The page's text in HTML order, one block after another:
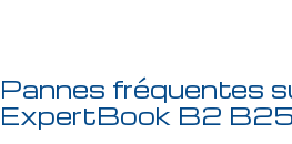
Pannes fréquentes
ExpertBook B2